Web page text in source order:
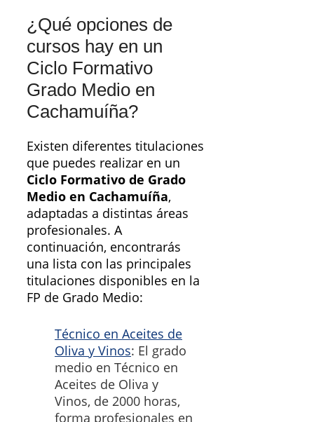
¿Qué opciones de
cursos hay en un
Ciclo Formativo
Grado Medio en
Cachamuíña?
Existen diferentes titulaciones
que puedes realizar en un
Ciclo Formativo de Grado
Medio en Cachamuíña,
adaptadas a distintas áreas
profesionales. A
continuación, encontrarás
una lista con las principales
titulaciones disponibles en la
FP de Grado Medio:
Técnico en Aceites de
Oliva y Vinos: El grado
medio en Técnico en
Aceites de Oliva y
Vinos, de 2000 horas,
forma profesionales en